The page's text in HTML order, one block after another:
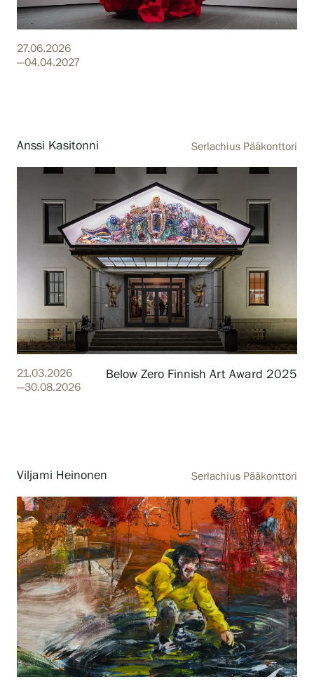
Näyttelyt
Serlachius Residenssi
SERLACHIUS+
Gösta Serlachiuksen taidesäätiö
Serlachius Art & Sauna Express
Medialle
Vastuullisuus
Esteettömyys
Tietosuoja ja evästeet
Verkkokauppa
27.06.2026
—04.04.2027
Anssi Kasitonni Serlachius Pääkonttori
21.03.2026
—30.08.2026
Below Zero Finnish Art Award 2025
Viljami Heinonen Serlachius Pääkonttori